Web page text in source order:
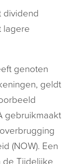
dividend
lagere
genoten
geldt
gebruikmaakt
(NOW). Een
de Tijdelijke